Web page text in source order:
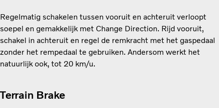
Regelmatig schakelen tussen vooruit en achteruit verloopt
soepel en gemakkelijk met Change Direction. Rijd vooruit,
schakel in achteruit en regel de remkracht met het gaspedaal
zonder het rempedaal te gebruiken. Andersom werkt het
natuurlijk ook, tot 20 km/u.
Terrain Brake